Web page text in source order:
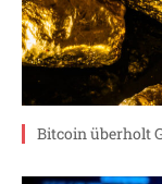
Bitcoin überholt